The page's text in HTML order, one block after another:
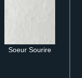
Soeur Sourire